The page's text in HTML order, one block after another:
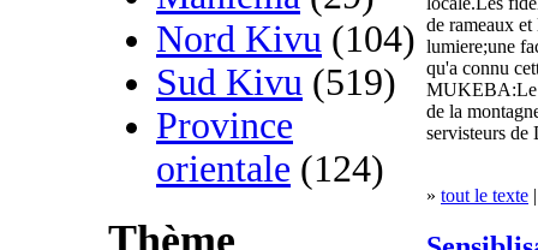
Nord Kivu (104)
Sud Kivu (519)
Province
orientale (124)
de rameaux
lumiere;une
qu'a connu
MUKEBA:Le
de la
servisteurs de
» tout le texte